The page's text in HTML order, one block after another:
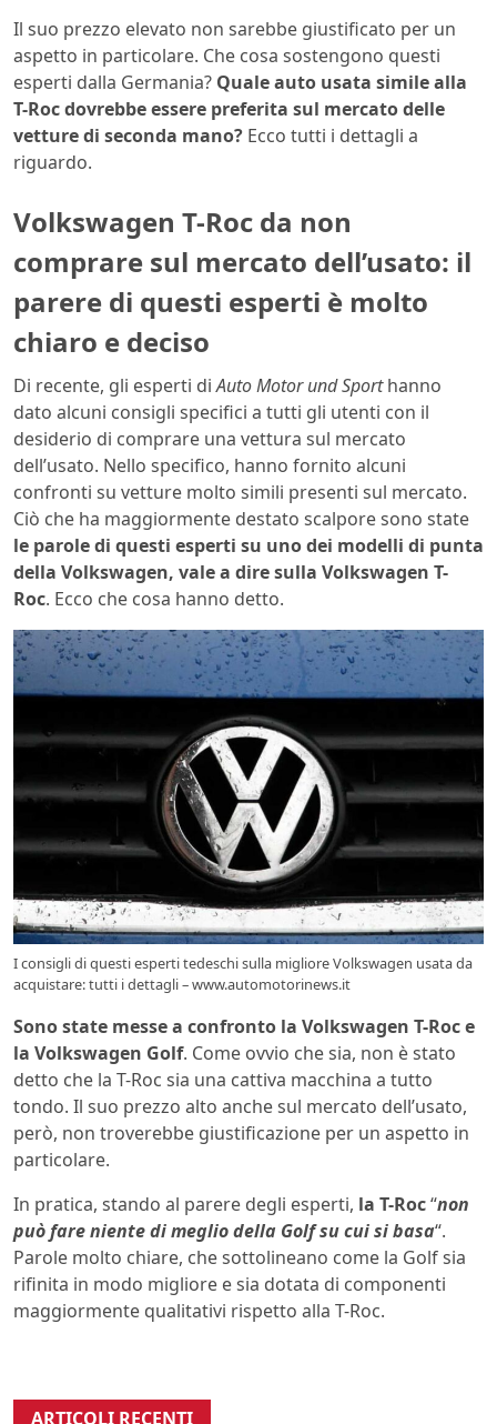
Il suo prezzo elevato non sarebbe giustificato per un
aspetto in particolare. Che cosa sostengono questi
esperti dalla Germania? Quale auto usata simile alla
T-Roc dovrebbe essere preferita sul mercato delle
vetture di seconda mano? Ecco tutti i dettagli a
riguardo.
Volkswagen T-Roc da non
comprare sul mercato dell’usato: il
parere di questi esperti è molto
chiaro e deciso
Di recente, gli esperti diAuto Motor und Sporthanno
dato alcuni consigli specifici a tutti gli utenti con il
desiderio di comprare una vettura sul mercato
dell’usato. Nello specifico, hanno fornito alcuni
confronti su vetture molto simili presenti sul mercato.
Ciò che ha maggiormente destato scalpore sono state
le parole di questi esperti su uno dei modelli di punta
della Volkswagen, vale a dire sulla Volkswagen T-
Roc. Ecco che cosa hanno detto.
I consigli di questi esperti tedeschi sulla migliore Volkswagen usata da
acquistare: tutti i dettagli – www.automotorinews.it
Sono state messe a confronto la Volkswagen T-Roc e
la Volkswagen Golf. Come ovvio che sia, non è stato
detto che la T-Roc sia una cattiva macchina a tutto
tondo. Il suo prezzo alto anche sul mercato dell’usato,
però, non troverebbe giustificazione per un aspetto in
particolare.
In pratica, stando al parere degli esperti, la T-Roc“non
può fare niente di meglio della Golf su cui si basa“.
Parole molto chiare, che sottolineano come la Golf sia
rifinita in modo migliore e sia dotata di componenti
maggiormente qualitativi rispetto alla T-Roc.
ARTICOLI RECENTI